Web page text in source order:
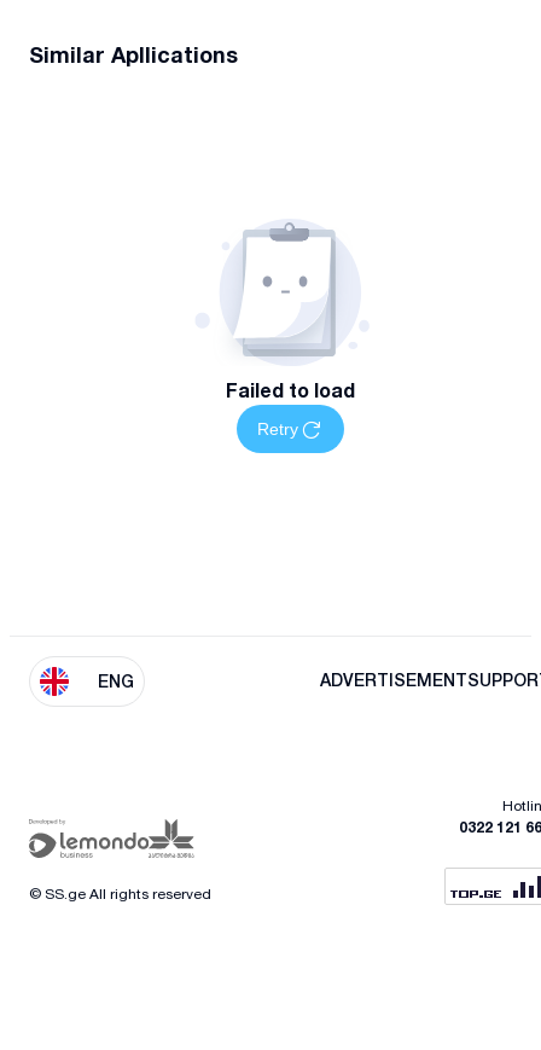
Similar Apllications
Failed to load
Retry
ENG ADVERTISEMENT
0322 121
© SS.ge All rights reserved